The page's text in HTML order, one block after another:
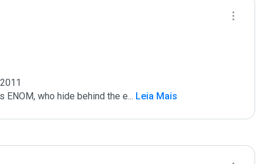
who hide behind the e... Leia Mais